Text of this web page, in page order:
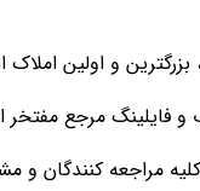
و اولین املاک
و فایلینگ مرجع
مراجعه کنندگان و